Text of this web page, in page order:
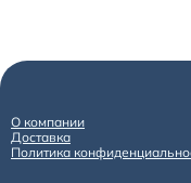
О компании
Доставка
Политика